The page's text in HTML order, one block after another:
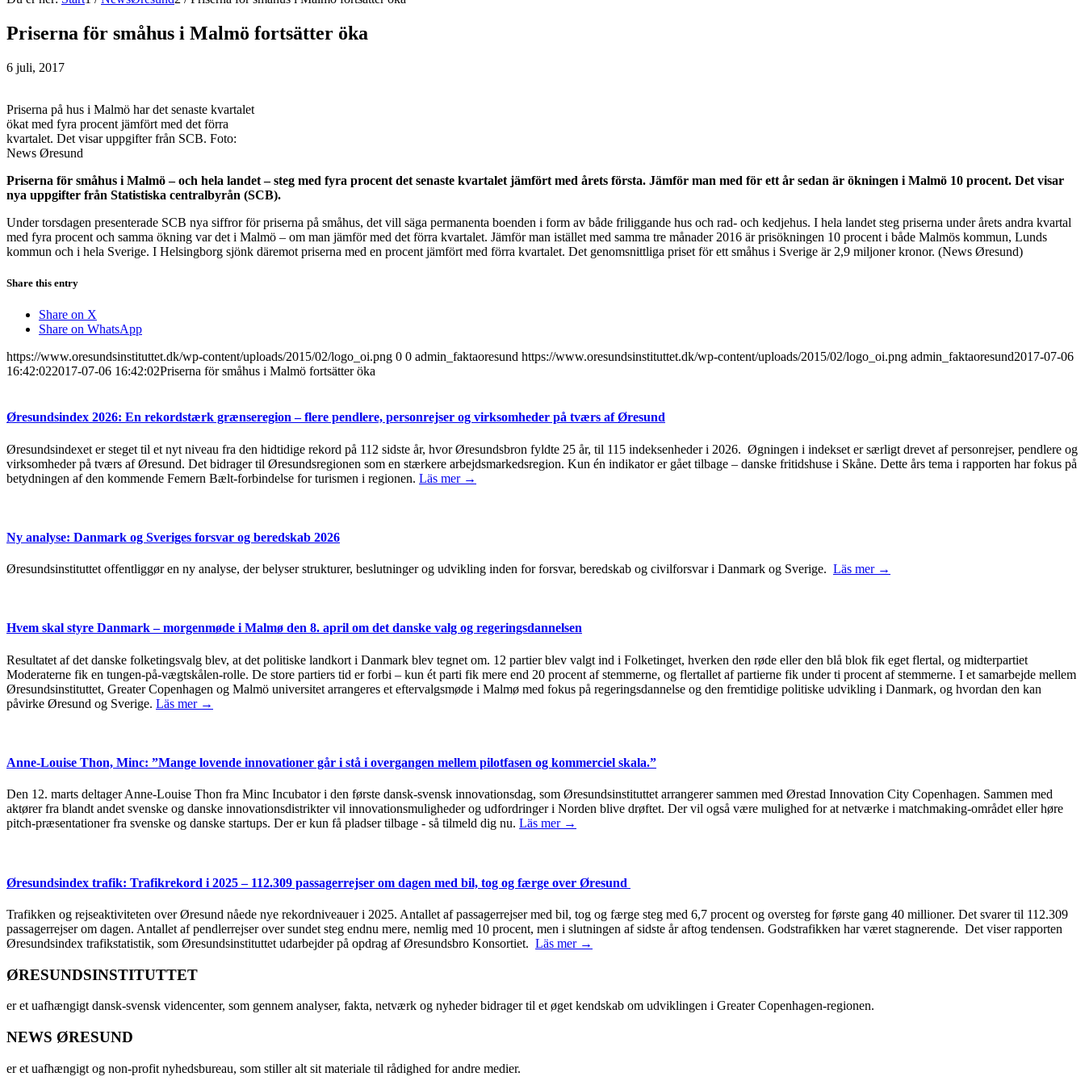
Priserna för småhus i Malmö fortsätter öka
6 juli, 2017
Priserna på hus i Malmö har det senaste kvartalet
ökat med fyra procent jämfört med det förra
kvartalet. Det visar uppgifter från SCB. Foto:
News Øresund
Priserna för småhus i Malmö – och hela landet – steg med fyra procent det senaste kvartalet jämfört med årets första. Jämför man med för ett år sedan är ökningen i Malmö 10 procent. Det visar
nya uppgifter från Statistiska centralbyrån (SCB).
Under torsdagen presenterade SCB nya siffror för priserna på småhus, det vill säga permanenta boenden i form av både friliggande hus och rad- och kedjehus. I hela landet steg priserna under årets andra kvartal
med fyra procent och samma ökning var det i Malmö – om man jämför med det förra kvartalet. Jämför man istället med samma tre månader 2016 är prisökningen 10 procent i både Malmös kommun, Lunds
kommun och i hela Sverige. I Helsingborg sjönk däremot priserna med en procent jämfört med förra kvartalet. Det genomsnittliga priset för ett småhus i Sverige är 2,9 miljoner kronor. (News Øresund)
Share this entry
Share on X
Share on WhatsApp
https://www.oresundsinstituttet.dk/wp-content/uploads/2015/02/logo_oi.png 0 0 admin_faktaoresund https://www.oresundsinstituttet.dk/wp-content/uploads/2015/02/logo_oi.png admin_faktaoresund2017-07-06
16:42:022017-07-06 16:42:02Priserna för småhus i Malmö fortsätter öka
Øresundsindex 2026: En rekordstærk grænseregion – flere pendlere, personrejser og virksomheder på tværs af Øresund
Øresundsindexet er steget til et nyt niveau fra den hidtidige rekord på 112 sidste år, hvor Øresundsbron fyldte 25 år, til 115 indeksenheder i 2026. Øgningen i indekset er særligt drevet af personrejser, pendlere og
virksomheder på tværs af Øresund. Det bidrager til Øresundsregionen som en stærkere arbejdsmarkedsregion. Kun én indikator er gået tilbage – danske fritidshuse i Skåne. Dette års tema i rapporten har fokus på
betydningen af den kommende Femern Bælt-forbindelse for turismen i regionen. Läs mer →
Ny analyse: Danmark og Sveriges forsvar og beredskab 2026
Øresundsinstituttet offentliggør en ny analyse, der belyser strukturer, beslutninger og udvikling inden for forsvar, beredskab og civilforsvar i Danmark og Sverige. Läs mer →
Hvem skal styre Danmark – morgenmøde i Malmø den 8. april om det danske valg og regeringsdannelsen
Resultatet af det danske folketingsvalg blev, at det politiske landkort i Danmark blev tegnet om. 12 partier blev valgt ind i Folketinget, hverken den røde eller den blå blok fik eget flertal, og midterpartiet
Moderaterne fik en tungen-på-vægtskålen-rolle. De store partiers tid er forbi – kun ét parti fik mere end 20 procent af stemmerne, og flertallet af partierne fik under ti procent af stemmerne. I et samarbejde mellem
Øresundsinstituttet, Greater Copenhagen og Malmö universitet arrangeres et eftervalgsmøde i Malmø med fokus på regeringsdannelse og den fremtidige politiske udvikling i Danmark, og hvordan den kan
påvirke Øresund og Sverige. Läs mer →
Anne-Louise Thon, Minc: ”Mange lovende innovationer går i stå i overgangen mellem pilotfasen og kommerciel skala.”
Den 12. marts deltager Anne-Louise Thon fra Minc Incubator i den første dansk-svensk innovationsdag, som Øresundsinstituttet arrangerer sammen med Ørestad Innovation City Copenhagen. Sammen med
aktører fra blandt andet svenske og danske innovationsdistrikter vil innovationsmuligheder og udfordringer i Norden blive drøftet. Der vil også være mulighed for at netværke i matchmaking-området eller høre
pitch-præsentationer fra svenske og danske startups. Der er kun få pladser tilbage - så tilmeld dig nu. Läs mer →
Øresundsindex trafik: Trafikrekord i 2025 – 112.309 passagerrejser om dagen med bil, tog og færge over Øresund
Trafikken og rejseaktiviteten over Øresund nåede nye rekordniveauer i 2025. Antallet af passagerrejser med bil, tog og færge steg med 6,7 procent og oversteg for første gang 40 millioner. Det svarer til 112.309
passagerrejser om dagen. Antallet af pendlerrejser over sundet steg endnu mere, nemlig med 10 procent, men i slutningen af sidste år aftog tendensen. Godstrafikken har været stagnerende. Det viser rapporten
Øresundsindex trafikstatistik, som Øresundsinstituttet udarbejder på opdrag af Øresundsbro Konsortiet. Läs mer →
ØRESUNDSINSTITUTTET
er et uafhængigt dansk-svensk videncenter, som gennem analyser, fakta, netværk og nyheder bidrager til et øget kendskab om udviklingen i Greater Copenhagen-regionen.
NEWS ØRESUND
er et uafhængigt og non-profit nyhedsbureau, som stiller alt sit materiale til rådighed for andre medier.